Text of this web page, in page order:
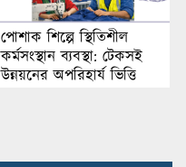
পোশাক শিল্পে স্থিতিশীল
কর্মসংস্থান ব্যবস্থা: টেকসই
উন্নয়নের অপরিহার্য ভিত্তি